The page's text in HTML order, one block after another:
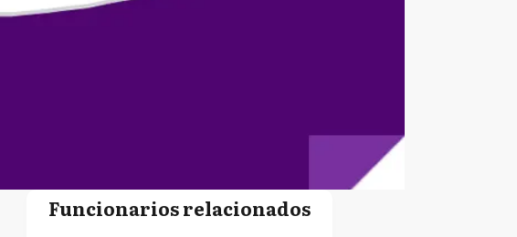
Funcionarios relacionados